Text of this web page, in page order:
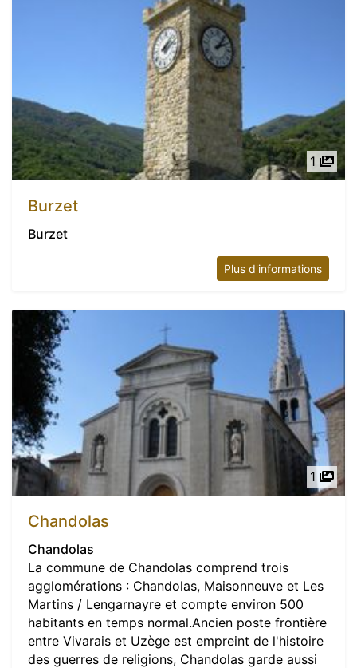
1
Burzet
Burzet
Plus d'informations
1
Chandolas
Chandolas
La commune de Chandolas comprend trois
agglomérations : Chandolas, Maisonneuve et Les
Martins / Lengarnayre et compte environ 500
habitants en temps normal.Ancien poste frontière
entre Vivarais et Uzège est empreint de l'histoire
des guerres de religions, Chandolas garde aussi